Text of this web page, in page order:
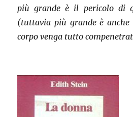
più grande è il pericolo di
(tuttavia più grande è
corpo venga tutto